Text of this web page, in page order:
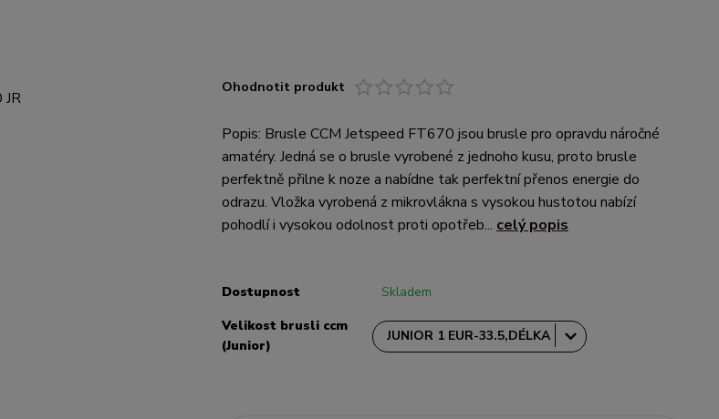
Ohodnotit produkt
Popis: Brusle CCM Jetspeed FT670 jsou brusle pro opravdu náročné
amatéry. Jedná se o brusle vyrobené z jednoho kusu, proto brusle
perfektně přilne k noze a nabídne tak perfektní přenos energie do
odrazu. Vložka vyrobená z mikrovlákna s vysokou hustotou nabízí
pohodlí i vysokou odolnost proti opotřeb... celý popis
Dostupnost
Skladem
Velikost brusli ccm
(Junior)